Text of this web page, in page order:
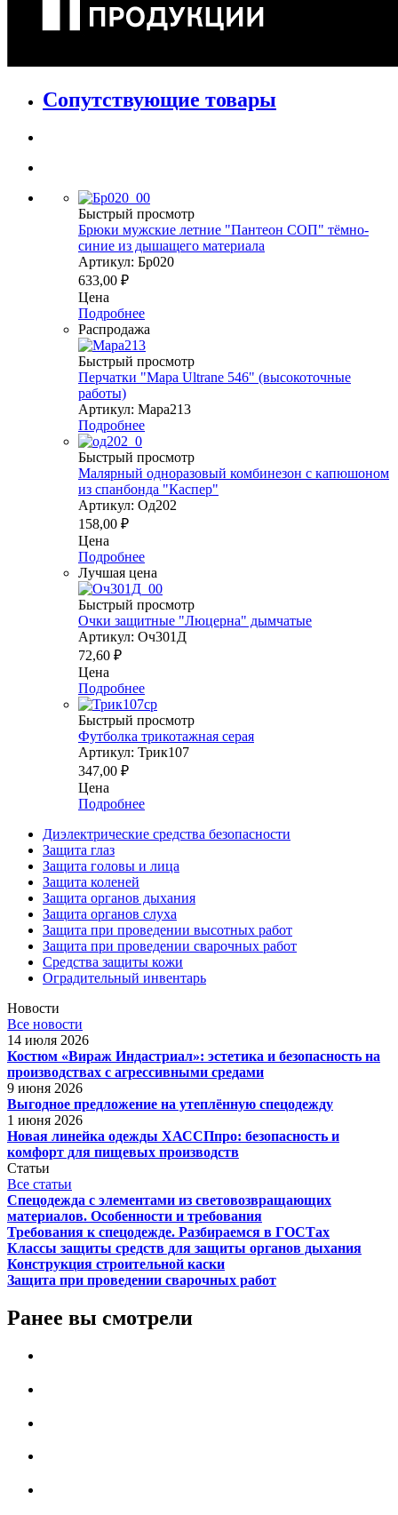
Сопутствующие товары
Быстрый просмотр
Брюки мужские летние "Пантеон СОП" тёмно-
синие из дышащего материала
Артикул: Бр020
633,00 ₽
Цена
Подробнее
Распродажа
Быстрый просмотр
Перчатки "Mapa Ultrane 546" (высокоточные
работы)
Артикул: Mapa213
Подробнее
Быстрый просмотр
Малярный одноразовый комбинезон с капюшоном
из спанбонда "Каспер"
Артикул: Од202
158,00 ₽
Цена
Подробнее
Лучшая цена
Быстрый просмотр
Очки защитные "Люцерна" дымчатые
Артикул: Оч301Д
72,60 ₽
Цена
Подробнее
Быстрый просмотр
Футболка трикотажная серая
Артикул: Трик107
347,00 ₽
Цена
Подробнее
Диэлектрические средства безопасности
Защита глаз
Защита головы и лица
Защита коленей
Защита органов дыхания
Защита органов слуха
Защита при проведении высотных работ
Защита при проведении сварочных работ
Средства защиты кожи
Оградительный инвентарь
Новости
Все новости
14 июля 2026
Костюм «Вираж Индастриал»: эстетика и безопасность на
производствах с агрессивными средами
9 июня 2026
Выгодное предложение на утеплённую спецодежду
1 июня 2026
Новая линейка одежды ХАССПпро: безопасность и
комфорт для пищевых производств
Статьи
Все статьи
Спецодежда с элементами из световозвращающих
материалов. Особенности и требования
Требования к спецодежде. Разбираемся в ГОСТах
Классы защиты средств для защиты органов дыхания
Конструкция строительной каски
Защита при проведении сварочных работ
Ранее вы смотрели